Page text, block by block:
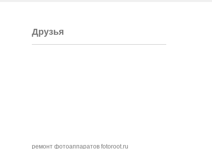
Друзья
ремонт фотоаппаратов fotoroot.ru